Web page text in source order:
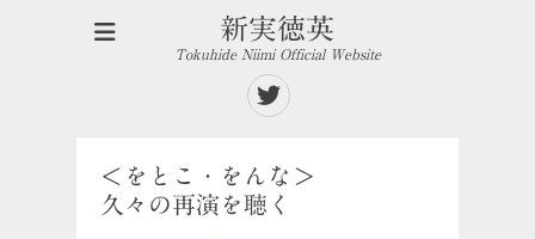
新実徳英
Tokuhide Niimi Official Website
Twitter
＜をとこ・をんな＞
久々の再演を聴く